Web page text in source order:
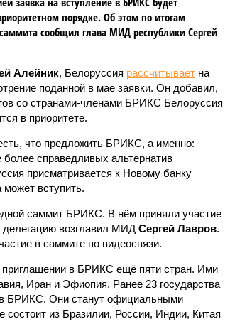
порядке. Об этом по итогам
сообщил глава МИД республики Сергей
Алейник, Белоруссия рассчитываетна
поданной в мае заявки. Он добавил,
со странами-членами БРИКС Белоруссия
в приоритете.
что предложить БРИКС, а именно:
более справедливых альтернатив
присматривается к Новому банку
вступить.
саммит БРИКС. В нём приняли участие
делегацию возглавил МИД Сергей Лавров.
в саммите по видеосвязи.
в БРИКС ещё пяти стран. Ими
Иран и Эфиопия. Ранее 23 государства
БРИКС. Они станут официальными
из Бразилии, России, Индии, Китая